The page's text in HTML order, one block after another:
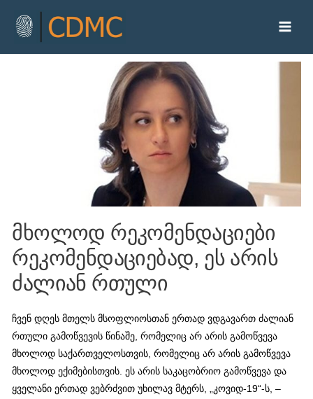
მხოლოდ რეკომენდაციები
რეკომენდაციებად, ეს არის
ძალიან რთული
ჩვენ დღეს მთელს მსოფლიოსთან ერთად ვდგავართ ძალიან
რთული გამოწვევის წინაშე, რომელიც არ არის გამოწვევა
მხოლოდ საქართველოსთვის, რომელიც არ არის გამოწვევა
მხოლოდ ექიმებისთვის. ეს არის საკაცობრიო გამოწვევა და
ყველანი ერთად ვებრძვით უხილავ მტერს, „კოვიდ-19“-ს, –